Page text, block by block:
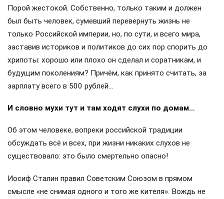
Порой жестокой. Собственно, только таким и должен
был быть человек, сумевший перевернуть жизнь не
только Российской империи, но, по сути, и всего мира,
заставив историков и политиков до сих пор спорить до
хрипоты: хорошо или плохо он сделал и соратникам, и
будущим поколениям? Причём, как принято считать, за
зарплату всего в 500 рублей…
И словно мухи тут и там ходят слухи по домам…
Об этом человеке, вопреки российской традиции
обсуждать всё и всех, при жизни никаких слухов не
существовало: это было смертельно опасно!
Иосиф Сталин правил Советским Союзом в прямом
смысле «не снимая одного и того же кителя». Вождь не